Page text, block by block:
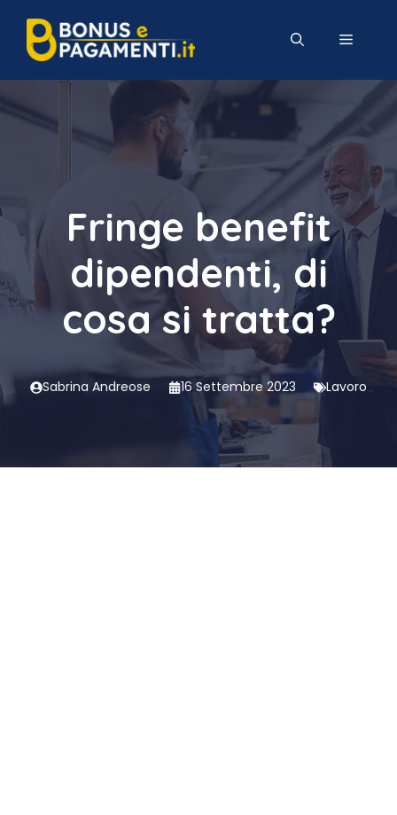
contenuto
MENU
Fringe benefit
dipendenti, di
cosa si tratta?
Sabrina Andreose 16 Settembre 2023 Lavoro